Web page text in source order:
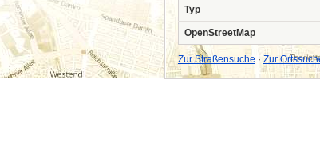
Typ
OpenStreetMap
Zur Straßensuche · Zur